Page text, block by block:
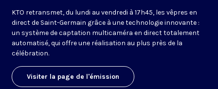
KTO retransmet, du lundi au vendredi à 17h45, les vêpres en
direct de Saint-Germain grâce à une technologie innovante :
un système de captation multicaméra en direct totalement
automatisé, qui offre une réalisation au plus près de la
célébration.
Visiter la page de l'émission